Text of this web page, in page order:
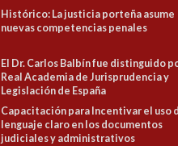
Histórico: La justicia porteña asume
nuevas competencias penales
El Dr. Carlos Balbín fue distinguido
Real Academia de Jurisprudencia y
Legislación de España
Capacitación para Incentivar el uso
lenguaje claro en los documentos
judiciales y administrativos